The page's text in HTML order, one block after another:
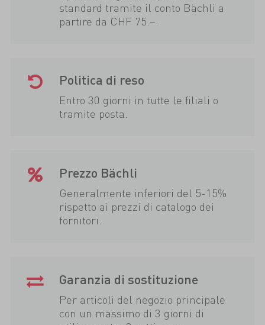
standard tramite il conto Bächli a
partire da CHF 75.–.
Politica di reso
Entro 30 giorni in tutte le filiali o
tramite posta.
Prezzo Bächli
Generalmente inferiori del 5-15%
rispetto ai prezzi di catalogo dei
fornitori.
Garanzia di sostituzione
Per articoli del negozio principale
con un massimo di 3 giorni di